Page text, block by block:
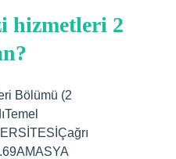
hizmetleri 2
Bölümü (2